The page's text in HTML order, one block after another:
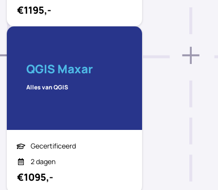
€1195,-
QGIS Maxar
Alles van QGIS
Gecertificeerd
2 dagen
€1095,-